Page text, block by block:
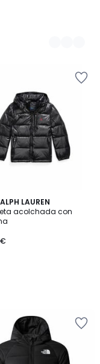
LAUREN
acolchada con